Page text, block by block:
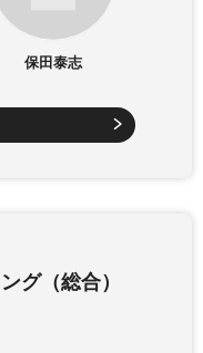
保田泰志
グ（総合）